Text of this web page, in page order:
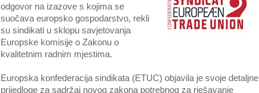
odgovor na izazove s kojima se
suočava europsko gospodarstvo, rekli
su sindikati u sklopu savjetovanja
Europske komisije o Zakonu o
kvalitetnim radnim mjestima.
Europska konfederacija sindikata (ETUC) objavila je svoje detaljne
prijedloge za sadržaj novog zakona potrebnog za rješavanje